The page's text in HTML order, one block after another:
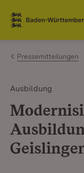
Zum Inhalt
Link zur Startseite
Pressemitteilungen
Ausbildung